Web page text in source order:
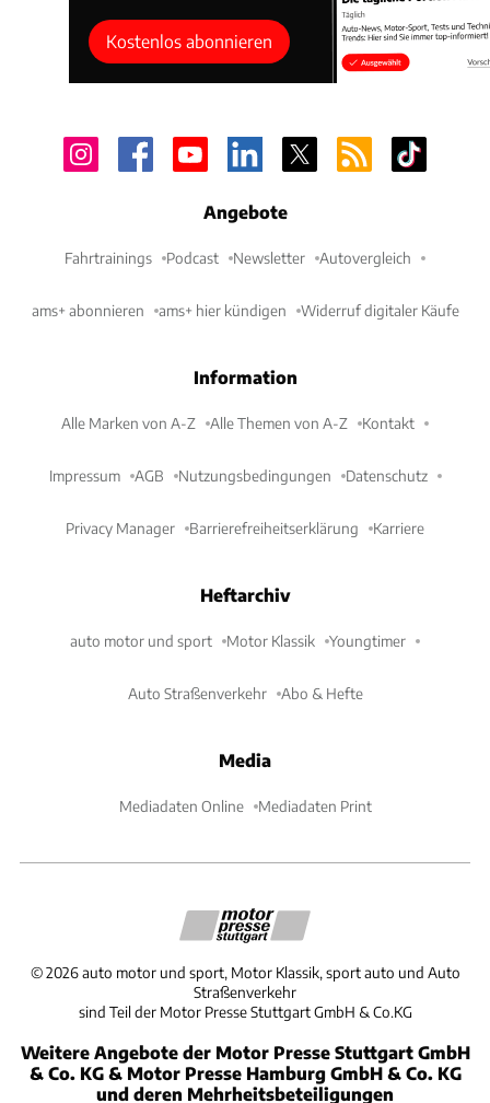
Kostenlos abonnieren
Angebote
Fahrtrainings Podcast Newsletter Autovergleich
ams+ abonnieren ams+ hier kündigen Widerruf digitaler Käufe
Information
Alle Marken von A-Z Alle Themen von A-Z Kontakt
Impressum AGB Nutzungsbedingungen Datenschutz
Privacy Manager Barrierefreiheitserklärung Karriere
Heftarchiv
auto motor und sport Motor Klassik Youngtimer
Auto Straßenverkehr Abo & Hefte
Media
Mediadaten Online Mediadaten Print
©2026 auto motor und sport, Motor Klassik, sport auto und Auto
Straßenverkehr
sind Teil der Motor Presse Stuttgart GmbH & Co.KG
Weitere Angebote der Motor Presse Stuttgart GmbH
& Co. KG & Motor Presse Hamburg GmbH & Co. KG
und deren Mehrheitsbeteiligungen